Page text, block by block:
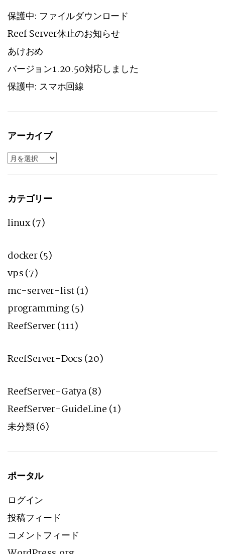
保護中: ファイルダウンロード
Reef Server休止のお知らせ
あけおめ
バージョン1.20.50対応しました
保護中: スマホ回線
アーカイブ
ア
ー
ブ
カテゴリー
linux(7)
docker(5)
vps(7)
mc-server-list(1)
programming(5)
ReefServer(111)
ReefServer-Docs (20)
ReefServer-Gatya(8)
ReefServer-GuideLine (1)
未分類(6)
ポータル
ログイン
投稿フィード
コメントフィード